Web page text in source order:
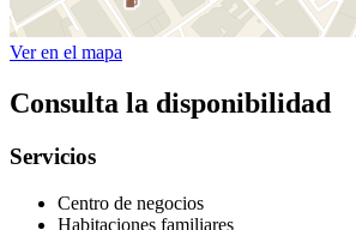
Ver en el mapa
Consulta la disponibilidad
Servicios
Centro de negocios
Habitaciones familiares